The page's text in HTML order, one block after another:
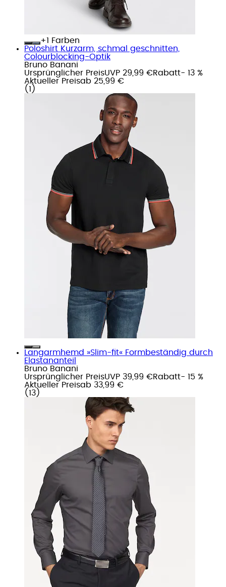
+
Farben
Poloshirt Kurzarm, schmal geschnitten,
Colourblocking-Optik
Bruno Banani
Ursprünglicher PreisUVP 29,99 €Rabatt- 13 %
Aktueller Preisab 25,99 €
( 1 )
Langarmhemd »Slim-fit« Formbeständig durch
Elastananteil
Bruno Banani
Ursprünglicher PreisUVP 39,99 €Rabatt- 15 %
Aktueller Preisab 33,99 €
( 13 )